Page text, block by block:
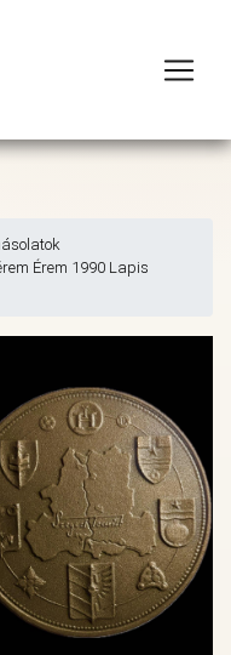
Érem 1990 Lapis